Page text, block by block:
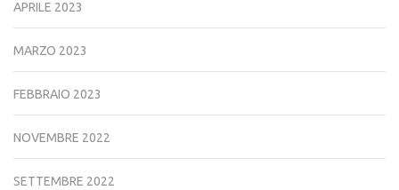
APRILE 2023
MARZO 2023
FEBBRAIO 2023
NOVEMBRE 2022
SETTEMBRE 2022